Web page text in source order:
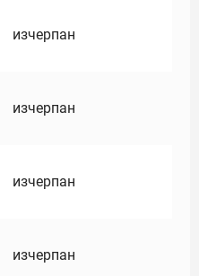
изчерпан
изчерпан
изчерпан
изчерпан